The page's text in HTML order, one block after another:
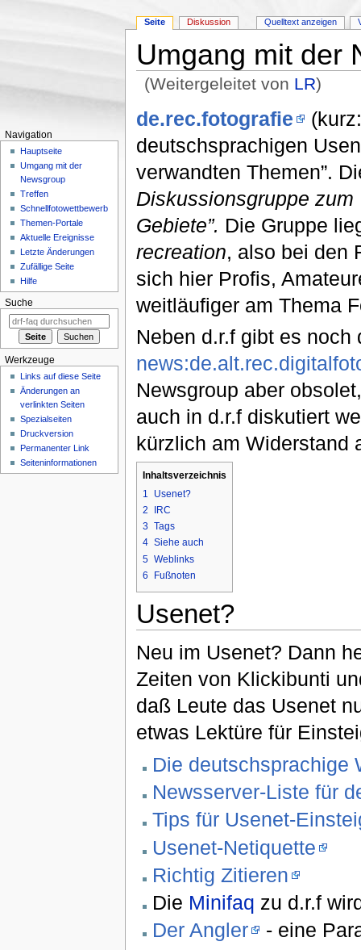
Umgang mit der
(Weitergeleitet von LR)
de.rec.fotografie
deutschsprachigen
verwandten Themen”.
Diskussionsgruppe
Gebiete”. Die Gruppe
recreation, also bei den
sich hier Profis,
weitläufiger am Thema
Neben d.r.f gibt es
Newsgroup aber
auch in d.r.f diskutiert
kürzlich am Widerstand
Inhaltsverzeichnis
1
Usenet?
2
IRC
3 Tags
4 Siehe auch
5 Weblinks
6
Fußnoten
Usenet?
Neu im Usenet? Dann
Zeiten von Klickibunti
daß Leute das Usenet
etwas Lektüre für
Die deutschsprachige
Newsserver-Liste für
Tips für Usenet-
Usenet-Netiquette
Richtig Zitieren
Die Minifaq zu d.r.f
Der Angler
- eine
Seite Diskussion Quelltext anzeigen
Navigation
Hauptseite
Umgang mit der
Newsgroup
Treffen
Schnellfotowettbewerb
Themen-Portale
Aktuelle Ereignisse
Letzte Änderungen
Zufällige Seite
Hilfe
Suche
Werkzeuge
Links auf diese Seite
Änderungen an
verlinkten Seiten
Spezialseiten
Druckversion
Permanenter Link
Seiten­informationen